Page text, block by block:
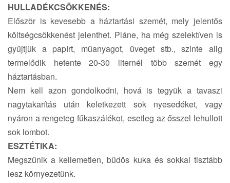
HULLADÉKCSÖKKENÉS:
Először is kevesebb a háztartási szemét, mely jelentős
költségcsökkenést jelenthet. Pláne, ha még szelektíven is
gyűjtjük a papírt, műanyagot, üveget stb., szinte alig
termelődik hetente 20-30 liternél több szemét egy
háztartásban.
Nem kell azon gondolkodni, hová is tegyük a tavaszi
nagytakarítás után keletkezett sok nyesedéket, vagy
nyáron a rengeteg fűkaszálékot, esetleg az ősszel lehullott
sok lombot.
ESZTÉTIKA:
Megszűnik a kellemetlen, büdös kuka és sokkal tisztább
lesz környezetünk.